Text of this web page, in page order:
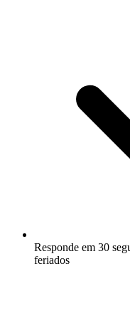
Responde em 30
feriados